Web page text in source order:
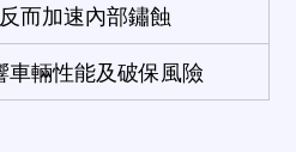
而加速內部鏽蝕
輛性能及破保風險